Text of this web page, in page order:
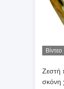
Βίντεο
Ζεστή
σκόνη